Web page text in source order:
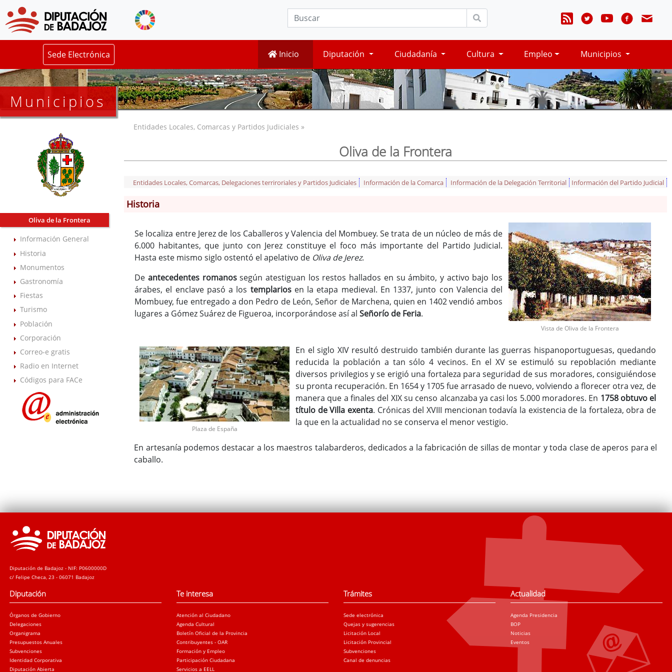
Sede Electrónica Inicio Diputación Ciudadanía Cultura Empleo Municipios
Municipios
Oliva de la Frontera
Información General
Historia
Monumentos
Gastronomía
Fiestas
Turismo
Población
Corporación
Correo-e gratis
Radio en Internet
Códigos para FACe
Entidades Locales, Comarcas y Partidos Judiciales »
Oliva de la Frontera
Entidades Locales, Comarcas, Delegaciones terriroriales y Partidos Judiciales Información de la Comarca Información de la Delegación Territorial Información del Partido Judicial
Historia
Se localiza entre Jerez de los Caballeros y Valencia del Mombuey. Se trata de un núcleo de más de
6.000 habitantes, que junto con Jerez constituye el foco más importante del Partido Judicial.
Hasta este mismo siglo ostentó el apelativo de Oliva de Jerez.
De antecedentes romanossegún atestiguan los restos hallados en su ámbito, y activo bajo los
árabes, el enclave pasó a los templariosen la etapa medieval. En 1337, junto con Valencia del
Mombuey, fue entregado a don Pedro de León, Señor de Marchena, quien en 1402 vendió ambos
lugares a Gómez Suárez de Figueroa, incorporándose así alSeñorío de Feria.
Vista de Oliva de la Frontera
Plaza de España
En el siglo XIV resultó destruido también durante las guerras hispanoportuguesas, quedando
reducida la población a tan sólo 4 vecinos. En el XV se estimuló su repoblación mediante
diversos privilegios y se erigió una fortaleza para seguridad de sus moradores, consiguiéndose
su pronta recuperación. En 1654 y 1705 fue arrasado de nuevo, volviendo a florecer otra vez, de
manera que a finales del XIX su censo alcanzaba ya casi los 5.000 moradores. En 1758 obtuvo el
título de Villa exenta. Crónicas del XVIII mencionan todavía la existencia de la fortaleza, obra de
la que en la actualidad no se conserva el menor vestigio.
En artesanía podemos destacar a los maestros talabarderos, dedicados a la fabricación de sillas de montar y toda clase de aperos para el
caballo.
Diputación de Badajoz - NIF: P0600000D
c/ Felipe Checa, 23 - 06071 Badajoz
Diputación
Órganos de Gobierno
Delegaciones
Organigrama
Presupuestos Anuales
Subvenciones
Identidad Corporativa
Diputación Abierta
Te interesa
Atención al Ciudadano
Agenda Cultural
Boletín Oficial de la Provincia
Contribuyentes - OAR
Formación y Empleo
Participación Ciudadana
Servicios a EELL
Trámites
Sede electrónica
Quejas y sugerencias
Licitación Local
Licitación Provincial
Subvenciones
Canal de denuncias
Actualidad
Agenda Presidencia
BOP
Noticias
Eventos